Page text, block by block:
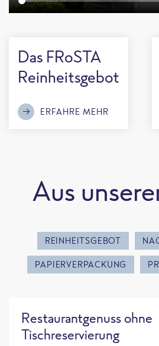
Das FRoSTA
Reinheitsgebot
ERFAHRE MEHR
Aus
REINHEITSGEBOT
PAPIERVERPACKUNG
Restaurantgenuss ohne
Tischreservierung